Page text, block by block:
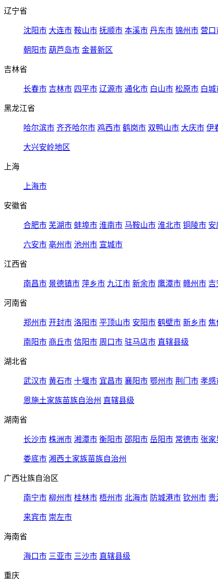
辽宁省
沈阳市 大连市 鞍山市 抚顺市 本溪市 丹东市 锦州市 营口
朝阳市 葫芦岛市 金普新区
吉林省
长春市 吉林市 四平市 辽源市 通化市 白山市 松原市 白城
黑龙江省
哈尔滨市 齐齐哈尔市 鸡西市 鹤岗市 双鸭山市 大庆市 伊
大兴安岭地区
上海
上海市
安徽省
合肥市 芜湖市 蚌埠市 淮南市 马鞍山市 淮北市 铜陵市 安
六安市 亳州市 池州市 宣城市
江西省
南昌市 景德镇市 萍乡市 九江市 新余市 鹰潭市 赣州市 吉
河南省
郑州市 开封市 洛阳市 平顶山市 安阳市 鹤壁市 新乡市 焦
南阳市 商丘市 信阳市 周口市 驻马店市 直辖县级
湖北省
武汉市 黄石市 十堰市 宜昌市 襄阳市 鄂州市 荆门市 孝感
恩施土家族苗族自治州 直辖县级
湖南省
长沙市 株洲市 湘潭市 衡阳市 邵阳市 岳阳市 常德市 张家
娄底市 湘西土家族苗族自治州
广西壮族自治区
南宁市 柳州市 桂林市 梧州市 北海市 防城港市 钦州市 贵
来宾市 崇左市
海南省
海口市 三亚市 三沙市 直辖县级
重庆